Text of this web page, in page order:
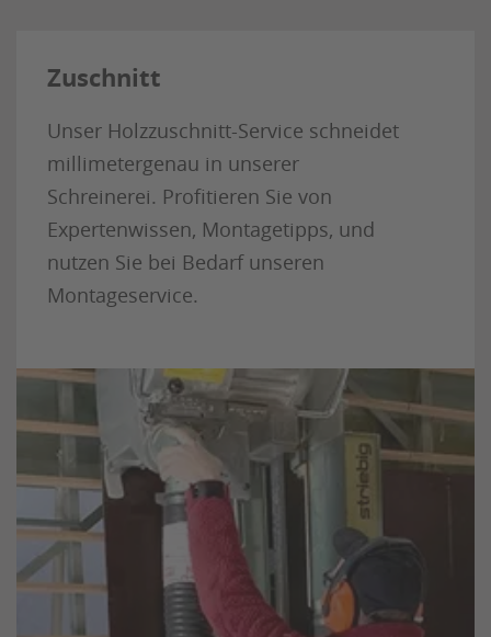
Zuschnitt
Unser Holzzuschnitt-Service schneidet
millimetergenau in unserer
Schreinerei. Profitieren Sie von
Expertenwissen, Montagetipps, und
nutzen Sie bei Bedarf unseren
Montageservice.